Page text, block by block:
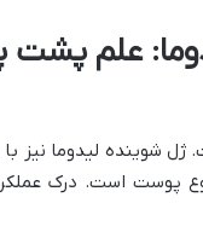
علم پشت
شوینده لیدوما نیز
پوست است. درک